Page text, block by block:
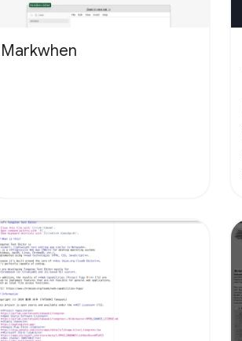
Markwhen